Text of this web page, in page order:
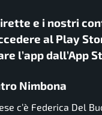
e i nostri
al Play
l’app dall’App
Nimbona
c’è Federica Del